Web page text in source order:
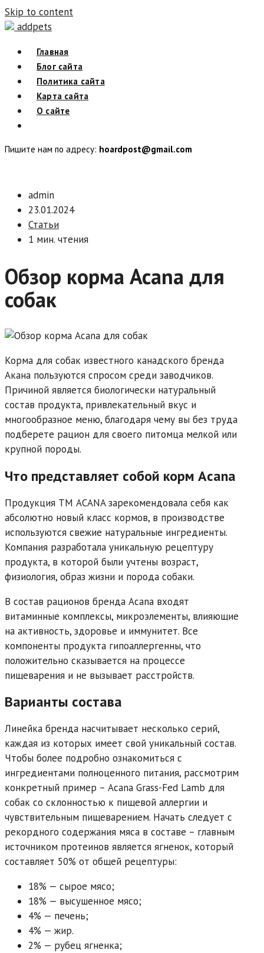
Skip to content
addpets
Главная
Блог сайта
Политика сайта
Карта сайта
О сайте
Пишите нам по адресу: hoardpost@gmail.com
admin
23.01.2024
Статьи
1 мин. чтения
Обзор корма Acana для
собак
Корма для собак известного канадского бренда
Акана пользуются спросом среди заводчиков.
Причиной является биологически натуральный
состав продукта, привлекательный вкус и
многообразное меню, благодаря чему вы без труда
подберете рацион для своего питомца мелкой или
крупной породы.
Что представляет собой корм Acana
Продукция ТМ ACANA зарекомендовала себя как
абсолютно новый класс кормов, в производстве
используются свежие натуральные ингредиенты.
Компания разработала уникальную рецептуру
продукта, в которой были учтены возраст,
физиология, образ жизни и порода собаки.
В состав рационов бренда Acana входят
витаминные комплексы, микроэлементы, влияющие
на активность, здоровье и иммунитет. Все
компоненты продукта гипоаллергенны, что
положительно сказывается на процессе
пищеварения и не вызывает расстройств.
Варианты состава
Линейка бренда насчитывает несколько серий,
каждая из которых имеет свой уникальный состав.
Чтобы более подробно ознакомиться с
ингредиентами полноценного питания, рассмотрим
конкретный пример – Acana Grass-Fed Lamb для
собак со склонностью к пищевой аллергии и
чувствительным пищеварением. Начать следует с
рекордного содержания мяса в составе – главным
источником протеинов является ягненок, который
составляет 50% от общей рецептуры:
18% — сырое мясо;
18% — высушенное мясо;
4% — печень;
4% — жир.
2% — рубец ягненка;